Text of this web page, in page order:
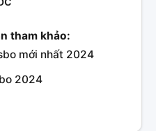
tham khảo:
mới nhất 2024
2024